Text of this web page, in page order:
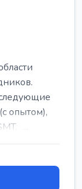
опытом),
...